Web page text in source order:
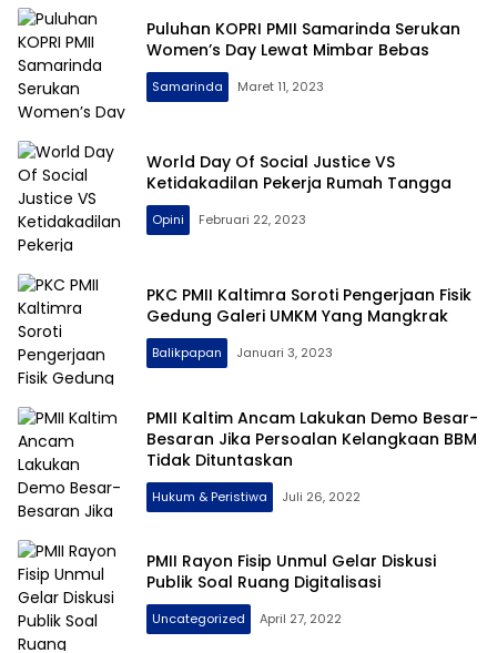
Puluhan KOPRI PMII Samarinda Serukan
Women’s Day Lewat Mimbar Bebas
Samarinda Maret 11, 2023
World Day Of Social Justice VS
Ketidakadilan Pekerja Rumah Tangga
Opini Februari 22, 2023
PKC PMII Kaltimra Soroti Pengerjaan Fisik
Gedung Galeri UMKM Yang Mangkrak
Balikpapan Januari 3, 2023
PMII Kaltim Ancam Lakukan Demo Besar-
Besaran Jika Persoalan Kelangkaan BBM
Tidak Dituntaskan
Hukum & Peristiwa Juli 26, 2022
PMII Rayon Fisip Unmul Gelar Diskusi
Publik Soal Ruang Digitalisasi
Uncategorized April 27, 2022